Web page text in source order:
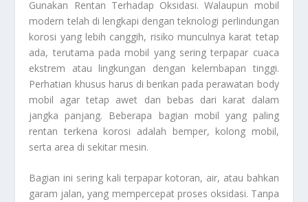
Gunakan Rentan Terhadap Oksidasi. Walaupun mobil
modern telah di lengkapi dengan teknologi perlindungan
korosi yang lebih canggih, risiko munculnya karat tetap
ada, terutama pada mobil yang sering terpapar cuaca
ekstrem atau lingkungan dengan kelembapan tinggi.
Perhatian khusus harus di berikan pada perawatan body
mobil agar tetap awet dan bebas dari karat dalam
jangka panjang. Beberapa bagian mobil yang paling
rentan terkena korosi adalah bemper, kolong mobil,
serta area di sekitar mesin.
Bagian ini sering kali terpapar kotoran, air, atau bahkan
garam jalan, yang mempercepat proses oksidasi. Tanpa